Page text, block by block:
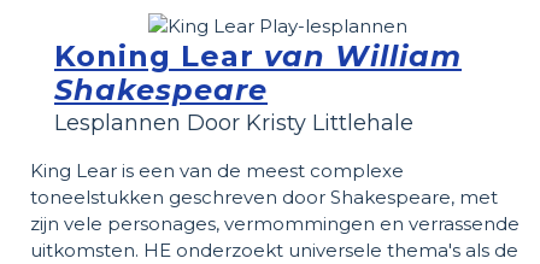
Koning Lear van William
Shakespeare
Lesplannen Door Kristy Littlehale
King Lear is een van de meest complexe
toneelstukken geschreven door Shakespeare, met
zijn vele personages, vermommingen en verrassende
uitkomsten. HE onderzoekt universele thema's als de